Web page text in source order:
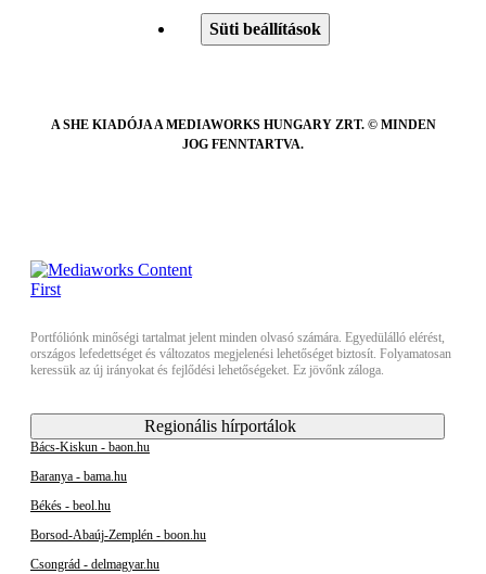
Süti beállítások
A SHE KIADÓJA A MEDIAWORKS HUNGARY ZRT. © MINDEN
JOG FENNTARTVA.
Portfóliónk minőségi tartalmat jelent minden olvasó számára. Egyedülálló elérést,
országos lefedettséget és változatos megjelenési lehetőséget biztosít. Folyamatosan
keressük az új irányokat és fejlődési lehetőségeket. Ez jövőnk záloga.
Regionális hírportálok
Bács-Kiskun - baon.hu
Baranya - bama.hu
Békés - beol.hu
Borsod-Abaúj-Zemplén - boon.hu
Csongrád - delmagyar.hu